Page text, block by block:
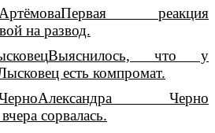
Первая реакция
на развод.
Выяснилось, что у
есть компромат.
Александра Черно
сорвалась.